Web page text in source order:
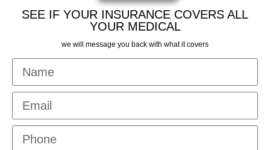
SEE IF YOUR INSURANCE COVERS ALL
YOUR MEDICAL
we will message you back with what it covers